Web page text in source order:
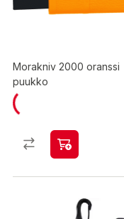
Morakniv 2000 oranssi
puukko